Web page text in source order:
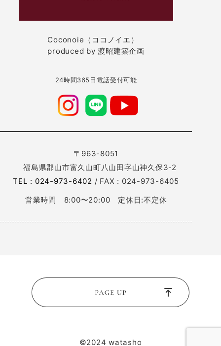
Coconoie（ココノイエ）
produced by 渡昭建築企画
24時間365日電話受付可能
〒963-8051
福島県郡山市富久山町八山田字山神久保3-2
TEL : 024-973-6402 / FAX : 024-973-6405
営業時間 8:00〜20:00 定休日:不定休
©2024 watasho